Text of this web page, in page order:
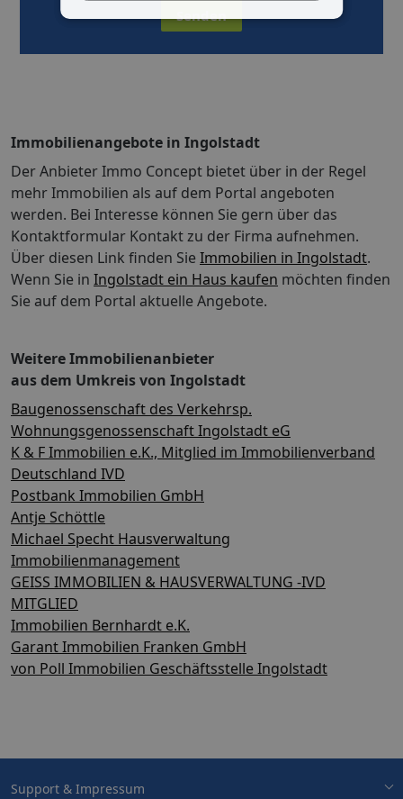
Senden
Immobilienangebote in Ingolstadt
Der Anbieter Immo Concept bietet über in der Regel
mehr Immobilien als auf dem Portal angeboten
werden. Bei Interesse können Sie gern über das
Kontaktformular Kontakt zu der Firma aufnehmen.
Über diesen Link finden Sie Immobilien in Ingolstadt.
Wenn Sie in Ingolstadt ein Haus kaufen möchten finden
Sie auf dem Portal aktuelle Angebote.
Weitere Immobilienanbieter
aus dem Umkreis von Ingolstadt
Baugenossenschaft des Verkehrsp.
Wohnungsgenossenschaft Ingolstadt eG
K & F Immobilien e.K., Mitglied im Immobilienverband
Deutschland IVD
Postbank Immobilien GmbH
Antje Schöttle
Michael Specht Hausverwaltung
Immobilienmanagement
GEISS IMMOBILIEN & HAUSVERWALTUNG -IVD
MITGLIED
Immobilien Bernhardt e.K.
Garant Immobilien Franken GmbH
von Poll Immobilien Geschäftsstelle Ingolstadt
Support & Impressum